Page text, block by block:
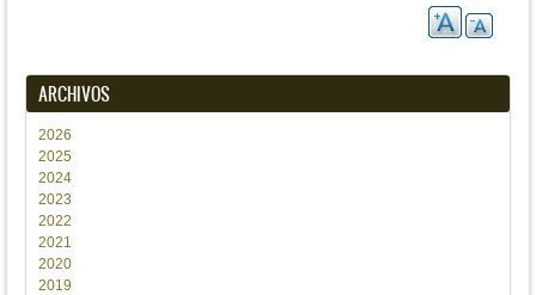
ARCHIVOS
2026
2025
2024
2023
2022
2021
2020
2019